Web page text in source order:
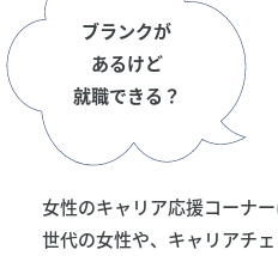
ブランクが
あるけど
就職できる？
女性のキャリア応援コーナ
世代の女性や、 キャリアチ